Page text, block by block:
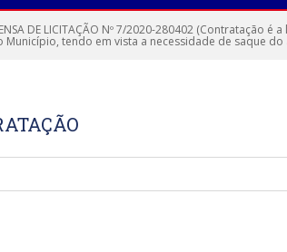
DE LICITAÇÃO Nº 7/2020-280402
tendo em vista a necessidade de saque do